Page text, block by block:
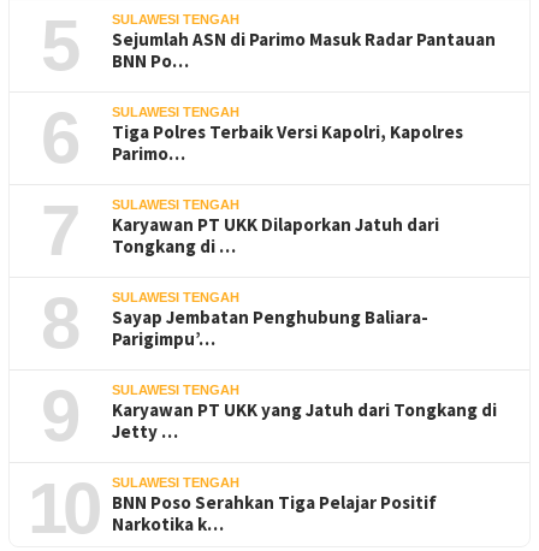
5 SULAWESI TENGAH
Sejumlah ASN di Parimo Masuk Radar Pantauan
BNN Po…
6 SULAWESI TENGAH
Tiga Polres Terbaik Versi Kapolri, Kapolres
Parimo…
7 SULAWESI TENGAH
Karyawan PT UKK Dilaporkan Jatuh dari
Tongkang di …
8 SULAWESI TENGAH
Sayap Jembatan Penghubung Baliara-
Parigimpu’…
9 SULAWESI TENGAH
Karyawan PT UKK yang Jatuh dari Tongkang di
Jetty …
10 SULAWESI TENGAH
BNN Poso Serahkan Tiga Pelajar Positif
Narkotika k…